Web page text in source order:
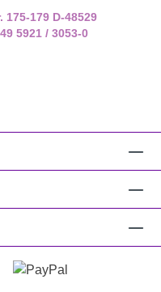
175-179 D-48529
5921 / 3053-0